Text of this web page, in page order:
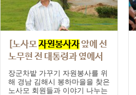
[노사모자원봉사자앞에 선
노무현 전 대통령과 옆에서
장난치는 손녀 서은 양]
장군차밭 가꾸기 자원봉사를 위
해 경남 김해시 봉하마을을 찾은
노사모 회원들과 이야기 나누는